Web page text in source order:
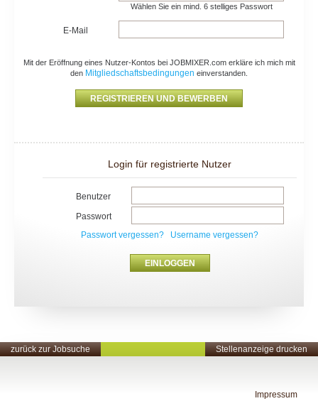
Wählen Sie ein mind. 6 stelliges Passwort
E-Mail
Mit der Eröffnung eines Nutzer-Kontos bei JOBMIXER.com erkläre ich mich mit
den Mitgliedschaftsbedingungen einverstanden.
Login für registrierte Nutzer
Benutzer
Passwort
Passwort vergessen?
Username vergessen?
zurück zur Jobsuche Stellenanzeige drucken
Impressum